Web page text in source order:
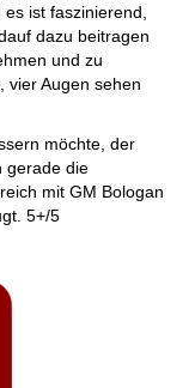
ist faszinierend,
dazu beitragen
und zu
vier Augen sehen
möchte, der
gerade die
mit GM Bologan
5+/5